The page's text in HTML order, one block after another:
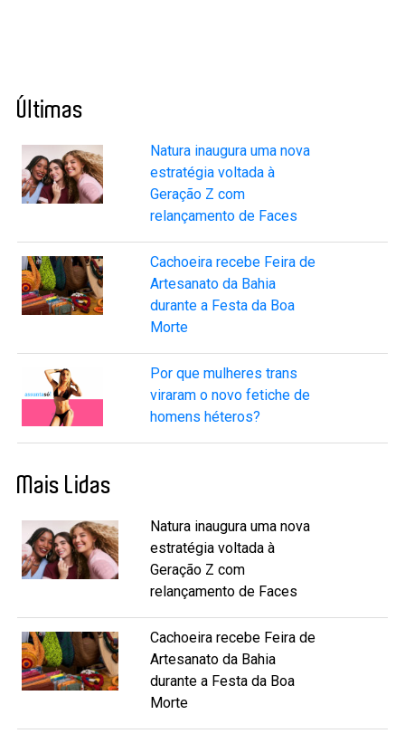
Últimas
Natura inaugura uma nova
estratégia voltada à
Geração Z com
relançamento de Faces
Cachoeira recebe Feira de
Artesanato da Bahia
durante a Festa da Boa
Morte
Por que mulheres trans
viraram o novo fetiche de
homens héteros?
Mais Lidas
Natura inaugura uma nova
estratégia voltada à
Geração Z com
relançamento de Faces
Cachoeira recebe Feira de
Artesanato da Bahia
durante a Festa da Boa
Morte